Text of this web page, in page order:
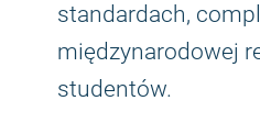
standardach,
międzynarodowej
studentów.